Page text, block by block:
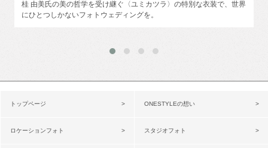
桂 由美氏の美の哲学を受け継ぐ〈ユミカツラ〉の特別な衣装で、世界
にひとつしかないフォトウェディングを。
トップページ ONESTYLEの想い
ロケーションフォト スタジオフォト